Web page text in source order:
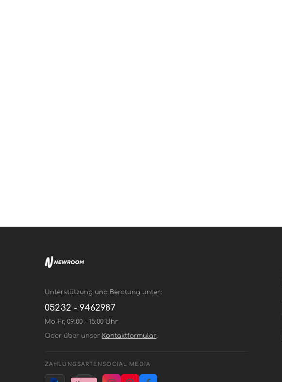
Unterstützung und Beratung unter:
05232 - 9462987
Mo-Fr, 09:00 - 15:00 Uhr
Oder über unser Kontaktformular.
ZAHLUNGSARTEN SOCIAL MEDIA